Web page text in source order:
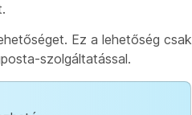
Ez a lehetőség csak
szolgáltatással.